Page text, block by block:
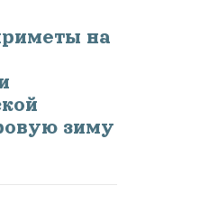
на
зиму